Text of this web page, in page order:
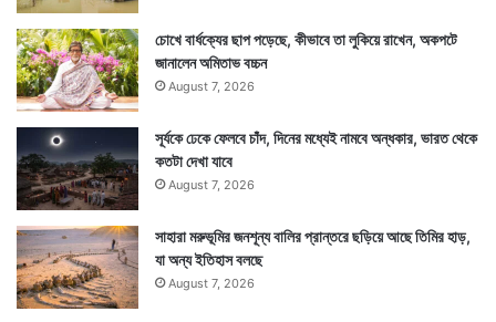
চোখে বার্ধক্যের ছাপ পড়েছে, কীভাবে তা লুকিয়ে রাখেন, অকপটে
জানালেন অমিতাভ বচ্চন
August 7, 2026
সূর্যকে ঢেকে ফেলবে চাঁদ, দিনের মধ্যেই নামবে অন্ধকার, ভারত থেকে
কতটা দেখা যাবে
August 7, 2026
সাহারা মরুভূমির জনশূন্য বালির প্রান্তরে ছড়িয়ে আছে তিমির হাড়,
যা অন্য ইতিহাস বলছে
August 7, 2026